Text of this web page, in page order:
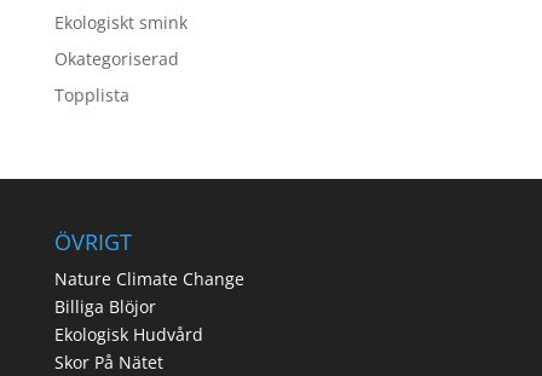
Ekologiskt smink
Okategoriserad
Topplista
ÖVRIGT
Nature Climate Change
Billiga Blöjor
Ekologisk Hudvård
Skor På Nätet